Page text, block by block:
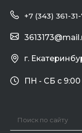
+7 (343) 361-
г.
ПН - СБ с